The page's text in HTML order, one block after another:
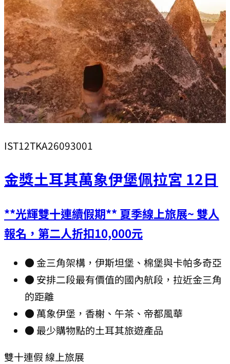
IST12TKA26093001
金獎土耳其萬象伊堡佩拉宮 12日
**光輝雙十連續假期** 夏季線上旅展~ 雙人
報名，第二人折扣10,000元
●金三角架構，伊斯坦堡、棉堡與卡帕多奇亞
● 安排二段最有價值的國內航段，拉近金三角
的距離
● 萬象伊堡，香榭、午茶、帝都風華
● 最少購物點的土耳其旅遊產品
雙十連假線上旅展